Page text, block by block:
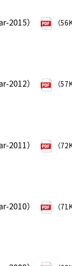
2015） （
2012） （
2011） （
2010） （